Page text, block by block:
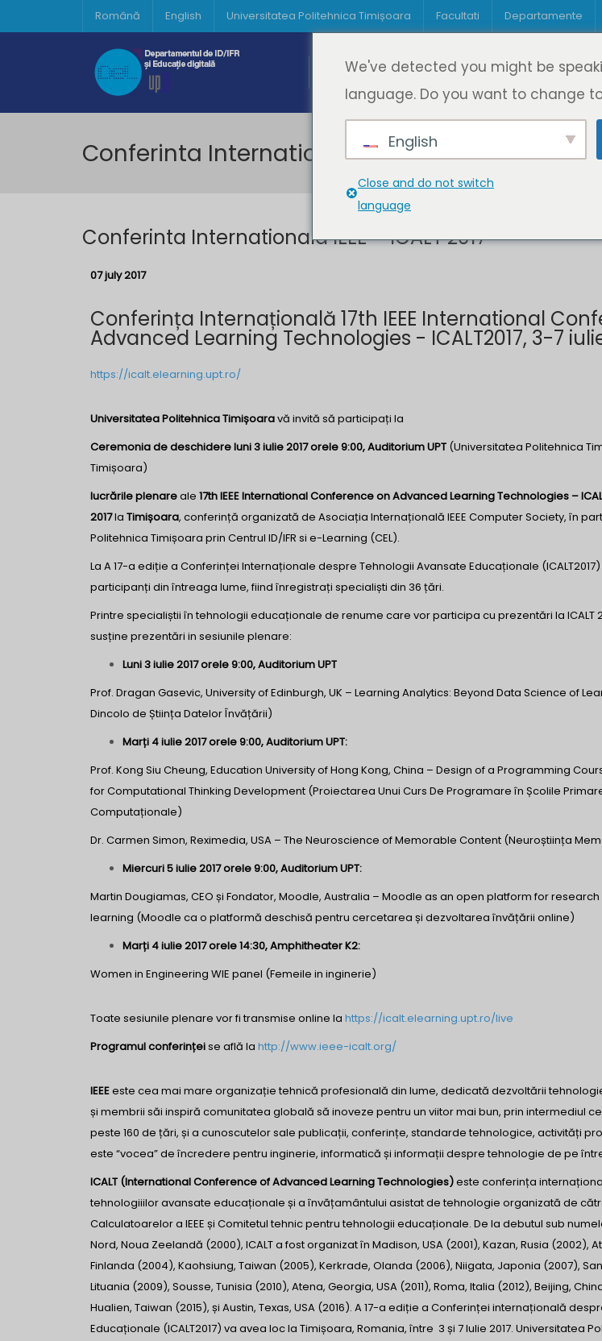
Română English Universitatea Politehnica Timișoara Facultati Departamente
Acasă Despre DeL
Cine suntem
Educație
Oferta de
Conferinta Internationala IEEE - ICALT 2017
Conferinta Internationala IEEE – ICALT 2017
07 july 2017
Conferința Internațională 17th IEEE International
Advanced Learning Technologies - ICALT2017, 3-7
https://icalt.elearning.upt.ro/
Universitatea Politehnica Timișoaravă invită să participați la
Ceremonia de deschidere luni 3 iulie 2017 orele 9:00, Auditorium UPT (Universitatea Politehnica
Timișoara)
lucrările plenareale 17th IEEE International Conference on Advanced Learning Technologies –
2017la Timișoara, conferință organizată de Asociația Internațională IEEE Computer Society, în
Politehnica Timișoara prin Centrul ID/IFR si e-Learning (CEL).
La A 17-a ediție a Conferinței Internaționale despre Tehnologii Avansate Educaționale
participanți din întreaga lume, fiind înregistrați specialiști din 36 țări.
Printre specialiștii în tehnologii educaționale de renume care vor participa cu prezentări la ICALT
susține prezentări in sesiunile plenare:
Luni 3 iulie 2017 orele 9:00, Auditorium UPT
Prof. Dragan Gasevic, University of Edinburgh, UK – Learning Analytics: Beyond Data Science of
Dincolo de Știința Datelor Învățării)
Marți 4 iulie 2017 orele 9:00, Auditorium UPT:
Prof. Kong Siu Cheung, Education University of Hong Kong, China – Design of a Programming
for Computational Thinking Development (Proiectarea Unui Curs De Programare în Școlile
Computaționale)
Dr. Carmen Simon, Reximedia, USA – The Neuroscience of Memorable Content (Neuroștiința
Miercuri 5 iulie 2017 orele 9:00, Auditorium UPT:
Martin Dougiamas, CEO și Fondator, Moodle, Australia – Moodle as an open platform for
learning (Moodle ca o platformă deschisă pentru cercetarea și dezvoltarea învățării online)
Marți 4 iulie 2017 orele 14:30, Amphitheater K2:
Women in Engineering WIE panel (Femeile in inginerie)
Toate sesiunile plenare vor fi transmise online la https://icalt.elearning.upt.ro/live
Programul conferințeise află la http://www.ieee-icalt.org/
IEEEeste cea mai mare organizație tehnică profesională din lume, dedicată dezvoltării
și membrii săi inspiră comunitatea globală să inoveze pentru un viitor mai bun, prin intermediul
peste 160 de țări, și a cunoscutelor sale publicații, conferințe, standarde tehnologice, activități
este “vocea” de încredere pentru inginerie, informatică și informații despre tehnologie de pe
ICALT (International Conference of Advanced Learning Technologies)este conferința
tehnologiiilor avansate educaționale și a învățamântului asistat de tehnologie organizată de
Calculatoarelor a IEEE și Comitetul tehnic pentru tehnologii educaționale. De la debutul sub
Nord, Noua Zeelandă (2000), ICALT a fost organizat în Madison, USA (2001), Kazan, Rusia (2002),
Finlanda (2004), Kaohsiung, Taiwan (2005), Kerkrade, Olanda (2006), Niigata, Japonia (2007),
Lituania (2009), Sousse, Tunisia (2010), Atena, Georgia, USA (2011), Roma, Italia (2012), Beijing,
Hualien, Taiwan (2015), și Austin, Texas, USA (2016). A 17-a ediție a Conferinței internațională
Educaționale (ICALT2017) va avea loc la Timișoara, Romania, între 3 și 7 Iulie 2017. Universitatea
We've detected you might be
language. Do you want to change
English
Close and do not switch
language